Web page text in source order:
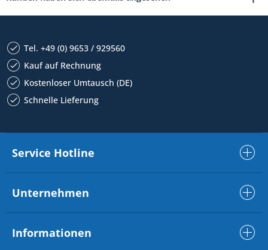
Tel. +49 (0) 9653 / 929560
Kauf auf Rechnung
Kostenloser Umtausch (DE)
Schnelle Lieferung
Service Hotline
Unternehmen
Informationen